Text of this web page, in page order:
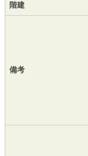
階建
備考